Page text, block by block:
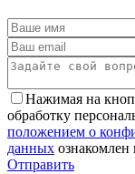
Нажимая на
обработку
положением о
данных ознакомлен
Отправить